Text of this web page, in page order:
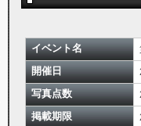
イベント名
開催日
写真点数
掲載期限